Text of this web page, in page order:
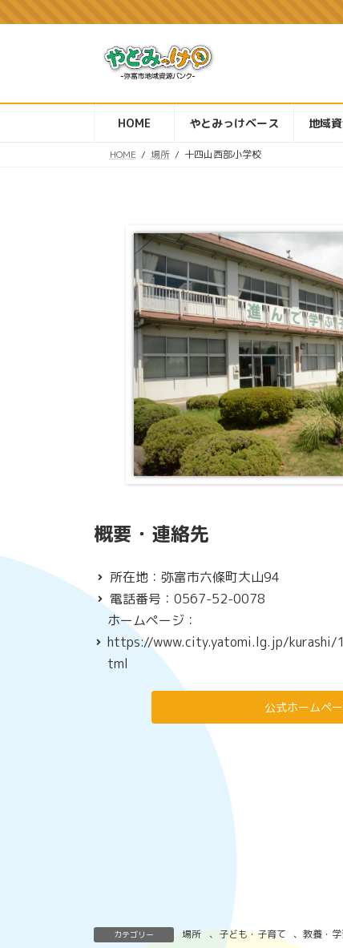
ン
へ
ビ
ョ
HOME やとみっけベース 地域
HOME 場所 十四山西部小学校
概要・連絡先
所在地：弥富市六條町大山94
電話番号：0567-52-0078
ホームページ：
https://www.city.yatomi.lg.jp/
tml
公式ホームペ
カテゴリー 場所 、 子ども・子育て 、教養・学